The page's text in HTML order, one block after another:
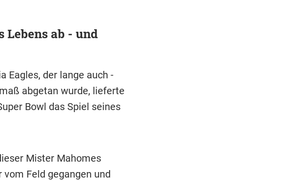
ab - und
Eagles, der lange auch -
abgetan wurde, lieferte
Bowl das Spiel seines
Mister Mahomes
Feld gegangen und